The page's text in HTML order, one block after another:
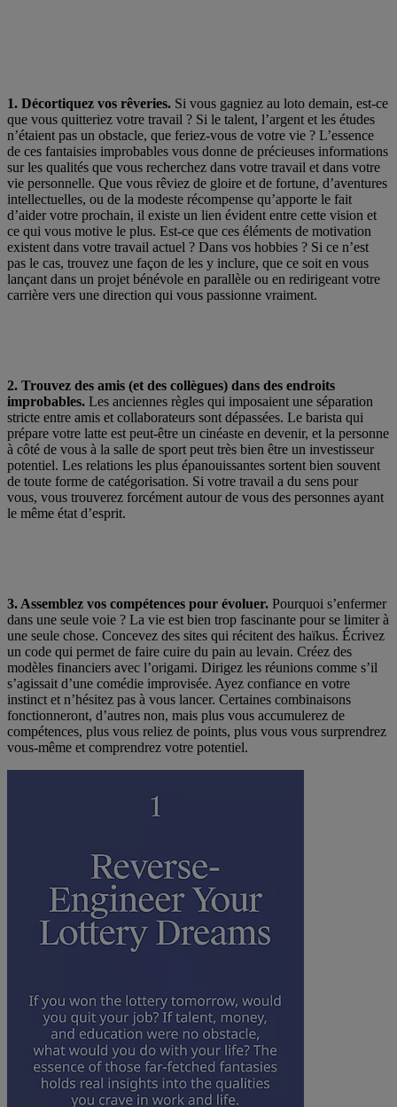
1. Décortiquez vos rêveries. Si vous gagniez au loto demain, est-ce
que vous quitteriez votre travail ? Si le talent, l’argent et les études
n’étaient pas un obstacle, que feriez-vous de votre vie ? L’essence
de ces fantaisies improbables vous donne de précieuses informations
sur les qualités que vous recherchez dans votre travail et dans votre
vie personnelle. Que vous rêviez de gloire et de fortune, d’aventures
intellectuelles, ou de la modeste récompense qu’apporte le fait
d’aider votre prochain, il existe un lien évident entre cette vision et
ce qui vous motive le plus. Est-ce que ces éléments de motivation
existent dans votre travail actuel ? Dans vos hobbies ? Si ce n’est
pas le cas, trouvez une façon de les y inclure, que ce soit en vous
lançant dans un projet bénévole en parallèle ou en redirigeant votre
carrière vers une direction qui vous passionne vraiment.
2. Trouvez des amis (et des collègues) dans des endroits
improbables. Les anciennes règles qui imposaient une séparation
stricte entre amis et collaborateurs sont dépassées. Le barista qui
prépare votre latte est peut-être un cinéaste en devenir, et la personne
à côté de vous à la salle de sport peut très bien être un investisseur
potentiel. Les relations les plus épanouissantes sortent bien souvent
de toute forme de catégorisation. Si votre travail a du sens pour
vous, vous trouverez forcément autour de vous des personnes ayant
le même état d’esprit.
3. Assemblez vos compétences pour évoluer. Pourquoi s’enfermer
dans une seule voie ? La vie est bien trop fascinante pour se limiter à
une seule chose. Concevez des sites qui récitent des haïkus. Écrivez
un code qui permet de faire cuire du pain au levain. Créez des
modèles financiers avec l’origami. Dirigez les réunions comme s’il
s’agissait d’une comédie improvisée. Ayez confiance en votre
instinct et n’hésitez pas à vous lancer. Certaines combinaisons
fonctionneront, d’autres non, mais plus vous accumulerez de
compétences, plus vous reliez de points, plus vous vous surprendrez
vous-même et comprendrez votre potentiel.